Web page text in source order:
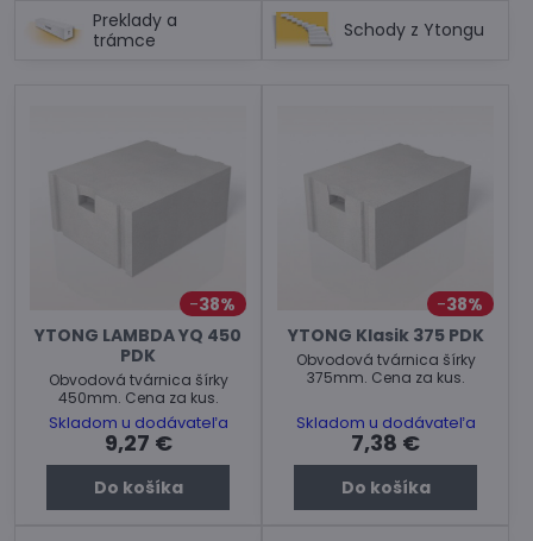
Preklady a
trámce
Schody z Ytongu
38%
YTONG LAMBDA YQ 450
PDK
Obvodová tvárnica šírky
450mm. Cena za kus.
Skladom u dodávateľa
9,27 €
Do košíka
38%
YTONG Klasik 375 PDK
Obvodová tvárnica šírky
375mm. Cena za kus.
Skladom u dodávateľa
7,38 €
Do košíka